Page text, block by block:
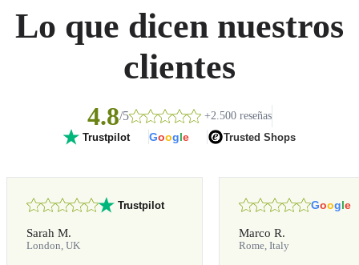
Lo que dicen nuestros
clientes
4.8/5 +2.500 reseñas
Trustpilot Google Trusted Shops
Trustpilot
Sarah M.
London, UK
Google
Marco R.
Rome, Italy